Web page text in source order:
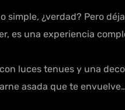
¿verdad? Pero
es una experiencia
luces tenues y una
asada que te